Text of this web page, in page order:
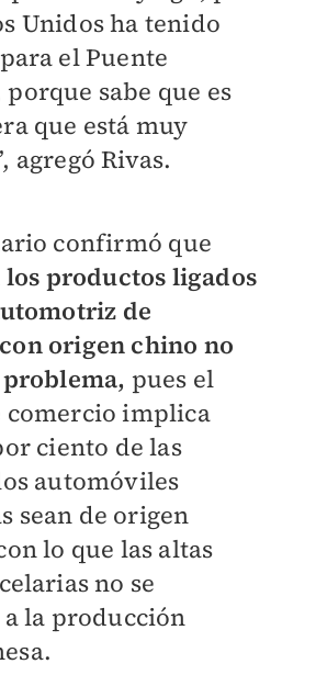
Unidos ha tenido
el Puente
sabe que es
que está muy
agregó Rivas.
confirmó que
los productos ligados
de
origen chino no
pues el
comercio implica
ciento de las
automóviles
sean de origen
lo que las altas
no se
la producción